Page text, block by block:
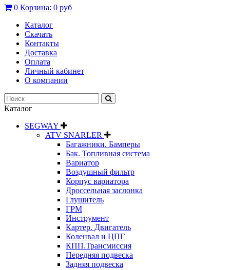
0 Корзина: 0 руб
Каталог
Скачать
Контакты
Доставка
Оплата
Личный кабинет
О компании
Каталог
SEGWAY
ATV SNARLER
Багажники. Бамперы
Бак. Топливная система
Вариатор
Воздушный фильтр
Корпус вариатора
Дроссельная заслонка
Глушитель
ГРМ
Инструмент
Картер. Двигатель
Коленвал и ЦПГ
КПП.Трансмиссия
Передняя подвеска
Задняя подвеска